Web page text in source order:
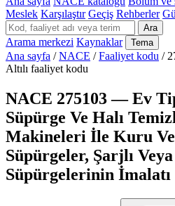
Meslek Karşılaştır Geçiş Rehberler
Ara
Arama merkezi Kaynaklar Tema
Ana sayfa / NACE / Faaliyet kodu /
Altılı faaliyet kodu
NACE 275103 — Ev
Süpürge Ve Halı
Makineleri İle Kuru
Süpürgeler, Şarjlı
Süpürgelerinin İmalatı